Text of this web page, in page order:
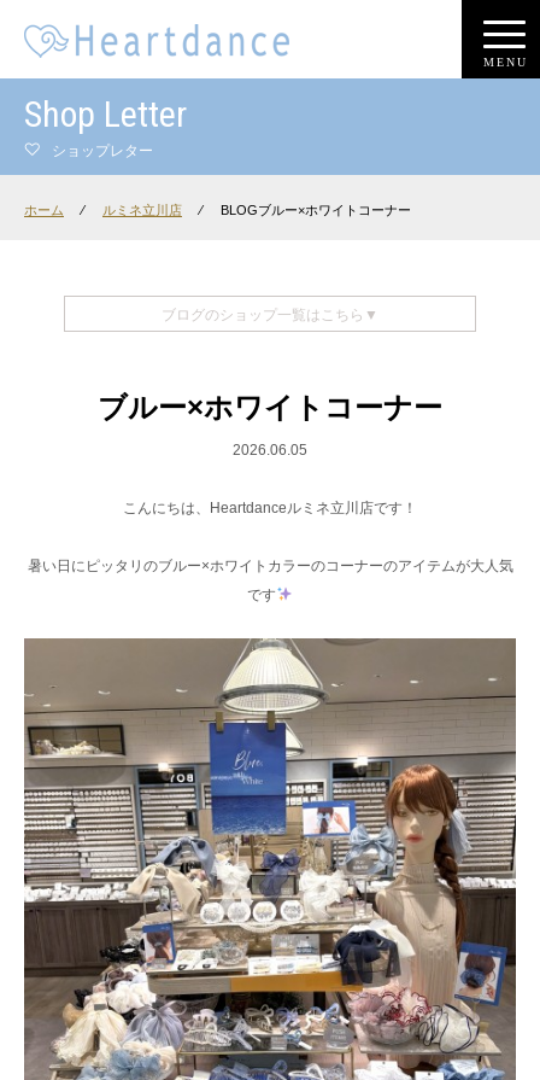
MENU
Shop Letter
ショップレター
ホーム ⁄ ルミネ立川店 ⁄ BLOGブルー×ホワイトコーナー
ブログのショップ一覧はこちら▼
ブルー×ホワイトコーナー
2026.06.05
こんにちは、Heartdanceルミネ立川店です！
暑い日にピッタリのブルー×ホワイトカラーのコーナーのアイテムが大人気
です